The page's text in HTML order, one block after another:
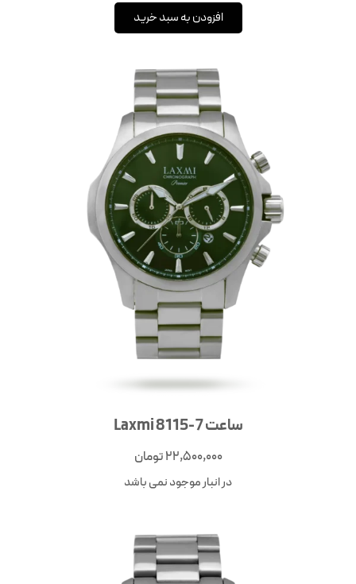
افزودن به سبد خرید
ساعت Laxmi 8115-7
22,500,000تومان
در انبار موجود نمی باشد